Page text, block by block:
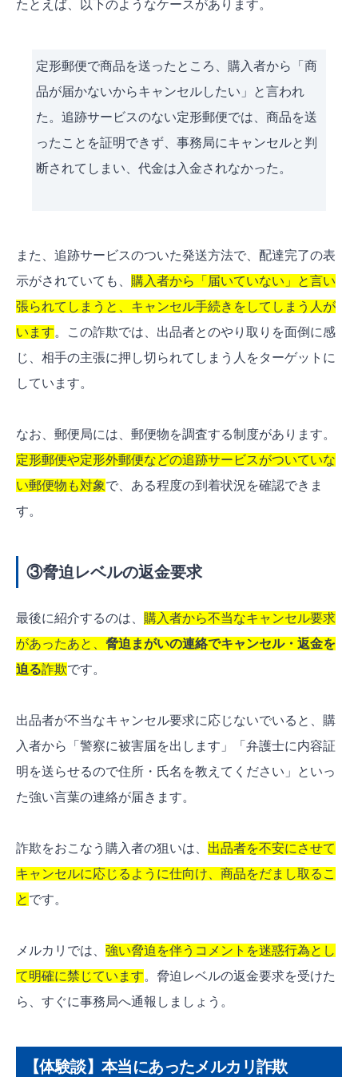
たとえば、以下のようなケースがあります。
定形郵便で商品を送ったところ、購入者から「商
品が届かないからキャンセルしたい」と言われ
た。追跡サービスのない定形郵便では、商品を送
ったことを証明できず、事務局にキャンセルと判
断されてしまい、代金は入金されなかった。
また、追跡サービスのついた発送方法で、配達完了の表
示がされていても、 購入者から「届いていない」と言い
張られてしまうと、キャンセル手続きをしてしまう人が
います。この詐欺では、出品者とのやり取りを面倒に感
じ、相手の主張に押し切られてしまう人をターゲットに
しています。
なお、郵便局には、郵便物を調査する制度があります。
定形郵便や定形外郵便などの追跡サービスがついていな
い郵便物も対象で、ある程度の到着状況を確認できま
す。
③脅迫レベルの返金要求
最後に紹介するのは、 購入者から不当なキャンセル要求
があったあと、 脅迫まがいの連絡でキャンセル・返金を
迫る詐欺です。
出品者が不当なキャンセル要求に応じないでいると、購
入者から「警察に被害届を出します」「弁護士に内容証
明を送らせるので住所・氏名を教えてください」といっ
た強い言葉の連絡が届きます。
詐欺をおこなう購入者の狙いは、 出品者を不安にさせて
キャンセルに応じるように仕向け、商品をだまし取るこ
と です。
メルカリでは、 強い脅迫を伴うコメントを迷惑行為とし
て明確に禁じています。脅迫レベルの返金要求を受けた
ら、すぐに事務局へ通報しましょう。
【体験談】本当にあったメルカリ詐欺